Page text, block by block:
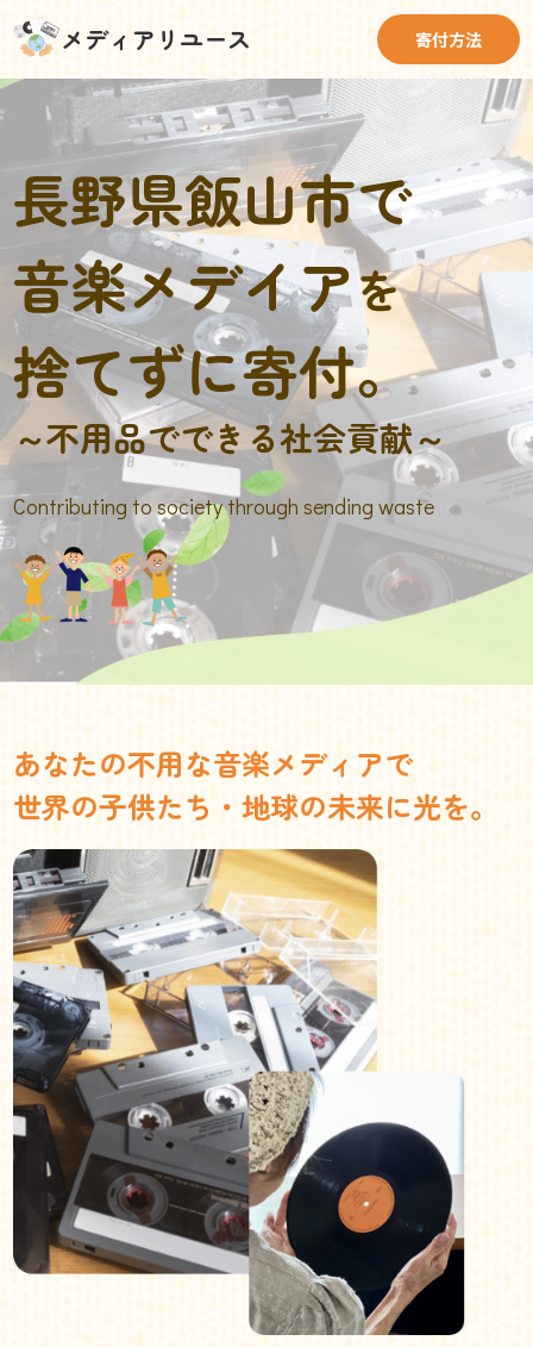
メディアリユース 寄付方法
長野県飯山市で
音楽メデイアを
捨てずに寄付。
～不用品でできる社会貢献～
Contributing to society through sending waste
あなたの不用な音楽メディアで
世界の子供たち・地球の未来に光を。